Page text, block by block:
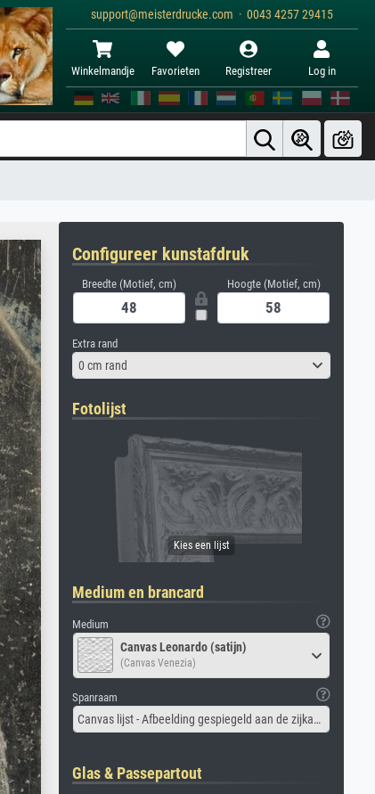
support@meisterdrucke.com · 0043 4257 29415
Winkelmandje Favorieten Registreer Log in
Configureer kunstafdruk
Breedte (Motief, cm) Hoogte (Motief, cm)
Extra rand
0 cm rand
Fotolijst
Medium en brancard
Medium
Canvas Leonardo (satijn)
(Canvas Venezia)
Spanraam
Canvas lijst - Afbeelding gespiegeld aan de zijkant
Glas & Passepartout